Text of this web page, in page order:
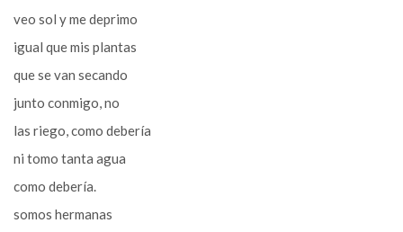
veo sol y me deprimo
igual que mis plantas
que se van secando
junto conmigo, no
las riego, como debería
ni tomo tanta agua
como debería.
somos hermanas